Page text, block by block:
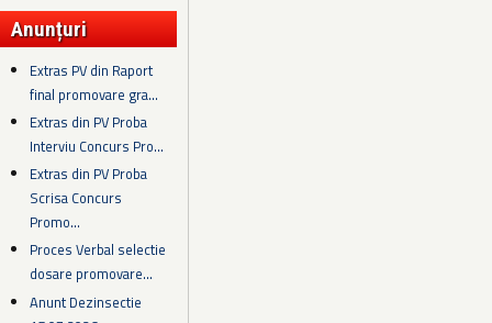
Anunțuri
Extras PV din Raport
final promovare gra...
Extras din PV Proba
Interviu Concurs Pro...
Extras din PV Proba
Scrisa Concurs
Promo...
Proces Verbal selectie
dosare promovare...
Anunt Dezinsectie